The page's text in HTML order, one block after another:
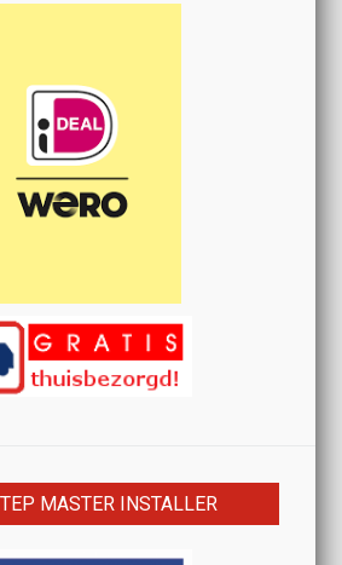
MASTER INSTALLER